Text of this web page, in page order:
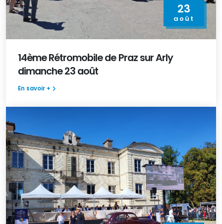
23
août
14ème Rétromobile de Praz sur Arly
dimanche 23 août
En savoir +